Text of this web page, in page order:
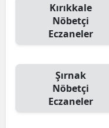
Kırıkkale
Nöbetçi
Eczaneler
Şırnak
Nöbetçi
Eczaneler